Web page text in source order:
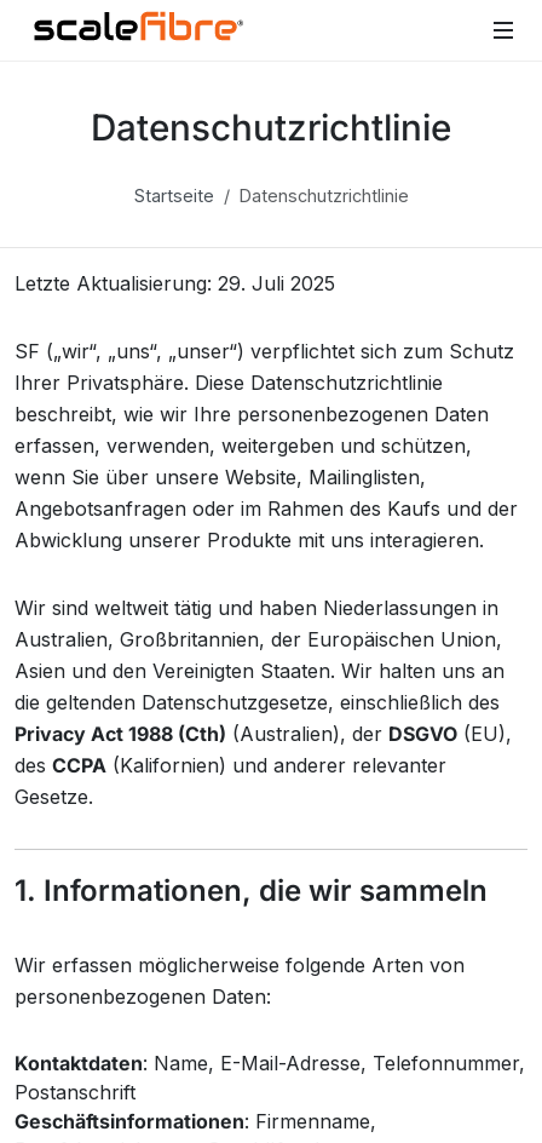
Datenschutzrichtlinie
Startseite Datenschutzrichtlinie
Letzte Aktualisierung: 29. Juli 2025
SF („wir“, „uns“, „unser“) verpflichtet sich zum Schutz
Ihrer Privatsphäre. Diese Datenschutzrichtlinie
beschreibt, wie wir Ihre personenbezogenen Daten
erfassen, verwenden, weitergeben und schützen,
wenn Sie über unsere Website, Mailinglisten,
Angebotsanfragen oder im Rahmen des Kaufs und der
Abwicklung unserer Produkte mit uns interagieren.
Wir sind weltweit tätig und haben Niederlassungen in
Australien, Großbritannien, der Europäischen Union,
Asien und den Vereinigten Staaten. Wir halten uns an
die geltenden Datenschutzgesetze, einschließlich des
Privacy Act 1988 (Cth) (Australien), der DSGVO (EU),
des CCPA (Kalifornien) und anderer relevanter
Gesetze.
1. Informationen, die wir sammeln
Wir erfassen möglicherweise folgende Arten von
personenbezogenen Daten:
Kontaktdaten: Name, E-Mail-Adresse, Telefonnummer,
Postanschrift
Geschäftsinformationen: Firmenname,